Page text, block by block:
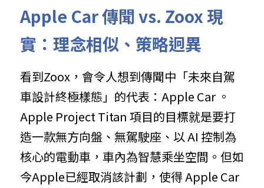
Apple Car 傳聞 vs. Zoox 現
實：理念相似、策略迥異
看到Zoox，會令人想到傳聞中「未來自駕
車設計終極樣態」的代表：Apple Car 。
Apple Project Titan 項目的目標就是要打
造一款無方向盤、無駕駛座、以 AI 控制為
核心的電動車，車內為智慧乘坐空間。但如
今Apple已經取消該計劃，使得 Apple Car